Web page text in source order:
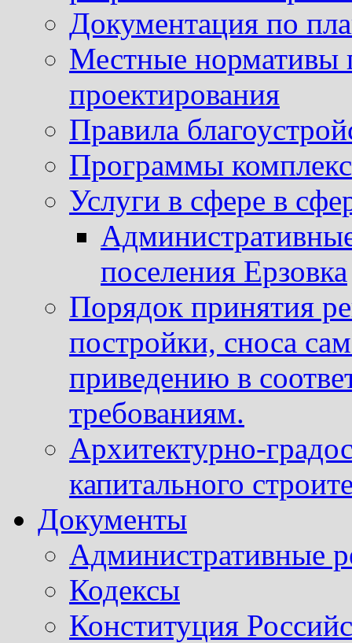
Документация по
Местные нормативы
проектирования
Правила
Программы
Услуги в сфере в
поселения Ерзовка
Порядок принятия
постройки, сноса
приведению в
требованиям.
Архитектурно-
капитального
Документы
Административные
Кодексы
Конституция